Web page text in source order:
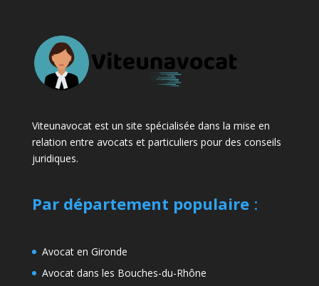
Viteunavocat est un site spécialisée dans la mise en
relation entre avocats et particuliers pour des conseils
juridiques.
Par département populaire:
Avocat en Gironde
Avocat dans les Bouches-du-Rhône